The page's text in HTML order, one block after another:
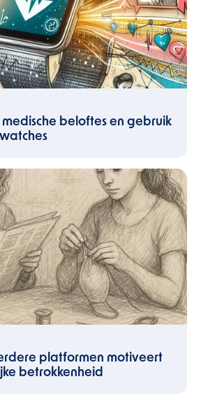
medische beloftes en gebruik
platformen motiveert
betrokkenheid